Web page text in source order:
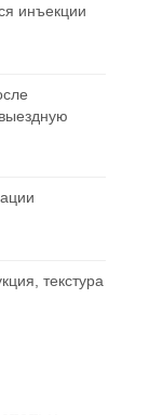
инъекции
текстура